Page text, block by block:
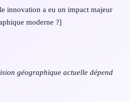
innovation a eu un impact majeur
moderne ?]
géographique actuelle dépend